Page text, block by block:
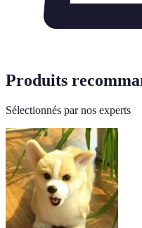
Produits
Sélectionnés par nos experts